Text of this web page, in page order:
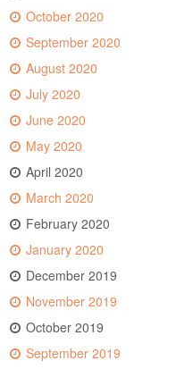
October 2020
September 2020
August 2020
July 2020
June 2020
May 2020
April 2020
March 2020
February 2020
January 2020
December 2019
November 2019
October 2019
September 2019